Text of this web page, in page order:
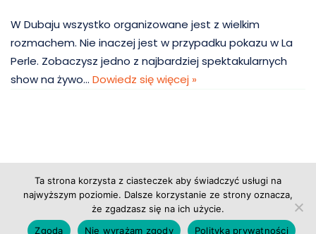
W Dubaju wszystko organizowane jest z wielkim
rozmachem. Nie inaczej jest w przypadku pokazu w La
Perle. Zobaczysz jedno z najbardziej spektakularnych
show na żywo… Dowiedz się więcej »
Copyright © 2026 Grupa Probiz, CoWartoZwiedzic.pl
Regulamin serwisu|Polityka prywatności|
Ta strona korzysta z ciasteczek aby świadczyć usługi na
najwyższym poziomie. Dalsze korzystanie ze strony oznacza,
że zgadzasz się na ich użycie.
Zgoda
Nie wyrażam zgody Polityka prywatności